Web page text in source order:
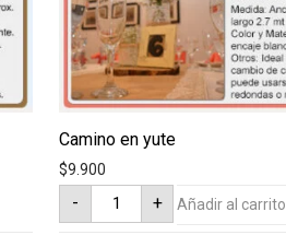
Camino en yute
$9.900
-
Camino
yute
+ Añadir al carrito